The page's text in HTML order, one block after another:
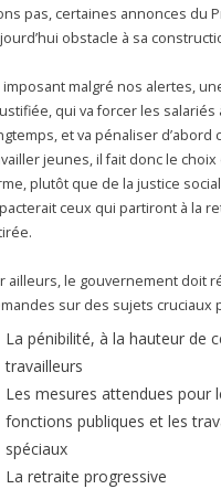
pas, certaines annonces du
obstacle à sa
imposant malgré nos alertes,
qui va forcer les salariés
et va pénaliser d’abord
jeunes, il fait donc le
plutôt que de la justice
ceux qui partiront à la
ailleurs, le gouvernement doit
sur des sujets cruciaux
La pénibilité, à la hauteur de
travailleurs
Les mesures attendues pour
fonctions publiques et les
spéciaux
La retraite progressive